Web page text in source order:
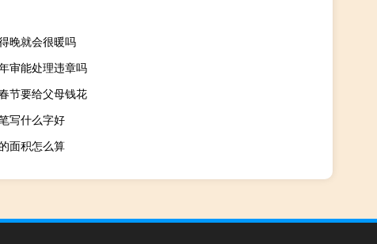
晚就会很暖吗
审能处理违章吗
节要给父母钱花
写什么字好
面积怎么算